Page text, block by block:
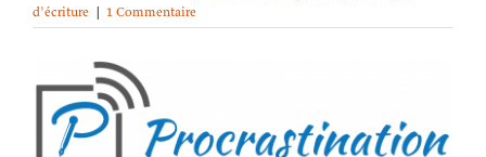
d'écriture | 1 Commentaire